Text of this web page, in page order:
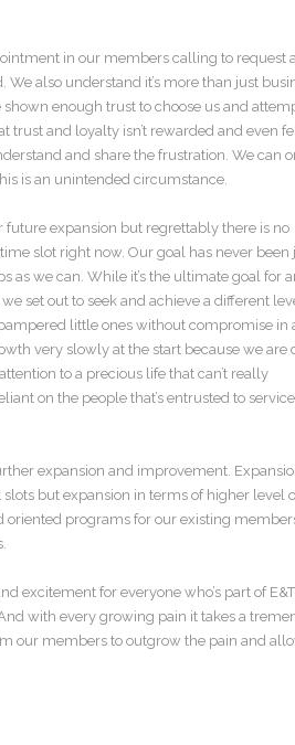
in our members calling to request
also understand it’s more than just
enough trust to choose us and
trust and loyalty isn’t rewarded and even
and share the frustration. We can
is an unintended circumstance.
future expansion but regrettably there is no
slot right now. Our goal has never been
as we can. While it’s the ultimate goal for
set out to seek and achieve a different
little ones without compromise in
very slowly at the start because we are
to a precious life that can’t really
on the people that’s entrusted to service
expansion and improvement.
but expansion in terms of higher level
oriented programs for our existing
excitement for everyone who’s part of
with every growing pain it takes a
our members to outgrow the pain and